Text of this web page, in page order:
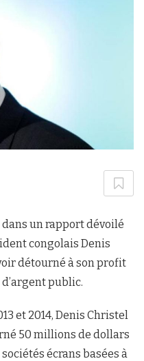
dans un rapport dévoilé
congolais Denis
détourné à son profit
public.
et 2014, Denis Christel
50 millions de dollars
écrans basées à